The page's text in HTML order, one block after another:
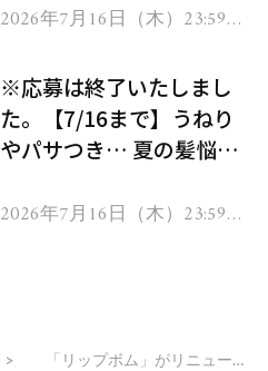
ヘアドライヤー ジュエル
2026年7月16日（木）23:59ま
※応募は終了いたしまし
た。【7/16まで】うねり
やパサつき… 夏の髪悩み
ムを13名様にプレゼン
2026年7月16日（木）23:59ま
「リップボム」がリニューアル新発売！膜厚でちゅるんちゅるん！旬のぷっくり唇が叶う※1 爆弾※2プランパーグロス「リップボム セラムプランパー」2025年5月9日（金）発売